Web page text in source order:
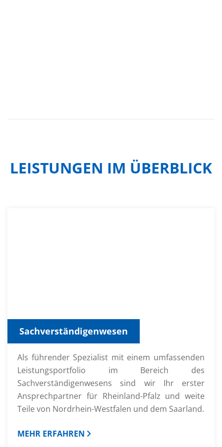
LEISTUNGEN IM ÜBERBLICK
Sachverständigenwesen
Als führender Spezialist mit einem umfassenden
Leistungsportfolio im Bereich des
Sachverständigenwesens sind wir Ihr erster
Ansprechpartner für Rheinland-Pfalz und weite
Teile von Nordrhein-Westfalen und dem Saarland.
MEHR ERFAHREN